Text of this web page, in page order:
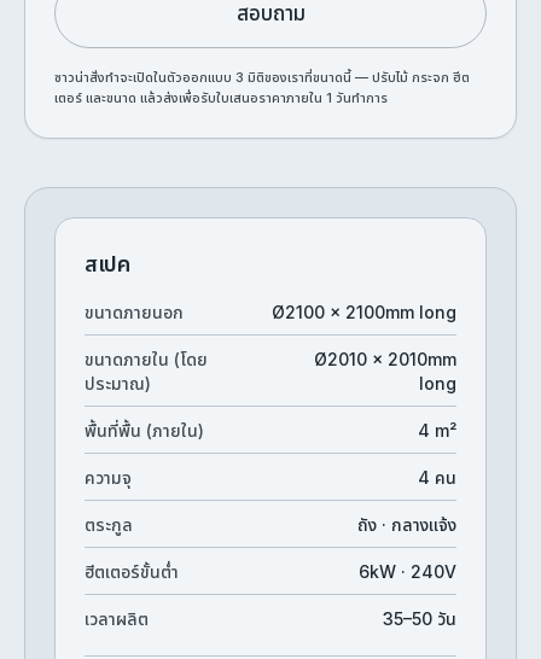
สอบถาม
ซาวน่าสั่งทำจะเปิดในตัวออกแบบ 3 มิติของเราที่ขนาดนี้ — ปรับไม้ กระจก ฮีต
เตอร์ และขนาด แล้วส่งเพื่อรับใบเสนอราคาภายใน 1 วันทำการ
สเปค
ขนาดภายนอก Ø2100 × 2100mm long
ขนาดภายใน (โดย
ประมาณ)
Ø2010 × 2010mm
long
พื้นที่พื้น (ภายใน) 4 m²
ความจุ 4 คน
ตระกูล ถัง · กลางแจ้ง
ฮีตเตอร์ขั้นต่ำ 6kW · 240V
เวลาผลิต 35–50 วัน